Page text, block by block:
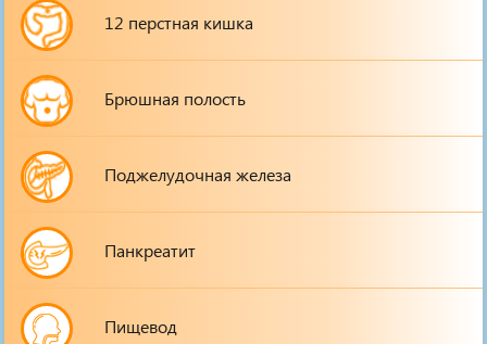
12 перстная кишка
Брюшная полость
Поджелудочная железа
Панкреатит
Пищевод